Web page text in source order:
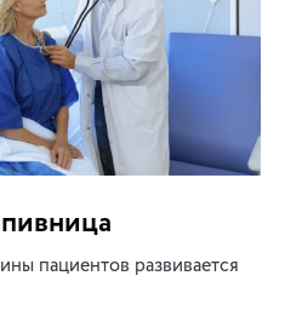
пациентов развивается